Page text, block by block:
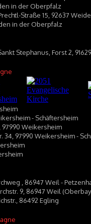
in der Oberpfalz
Straße 15, 92637
in der Oberpfalz
Stephanus, Forst 2,
- Schäftersheim
97990 Weikersheim
34, 97990 Weikersheim -
, 86947 Weil -
9, 86947 Weil
86492 Egling